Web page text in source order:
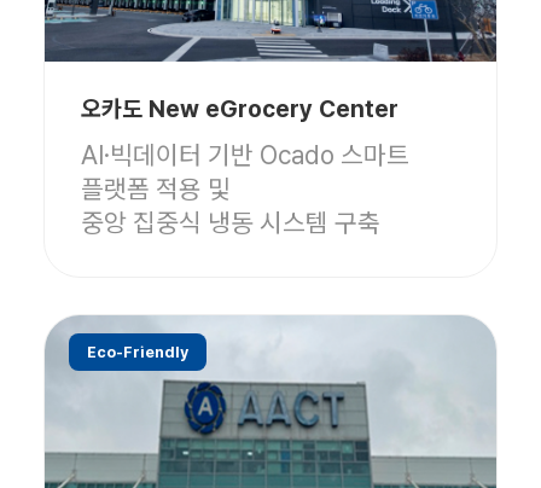
오카도 New eGrocery Center
AI·빅데이터 기반 Ocado 스마트
플랫폼 적용 및
중앙 집중식 냉동 시스템 구축
Eco-Friendly